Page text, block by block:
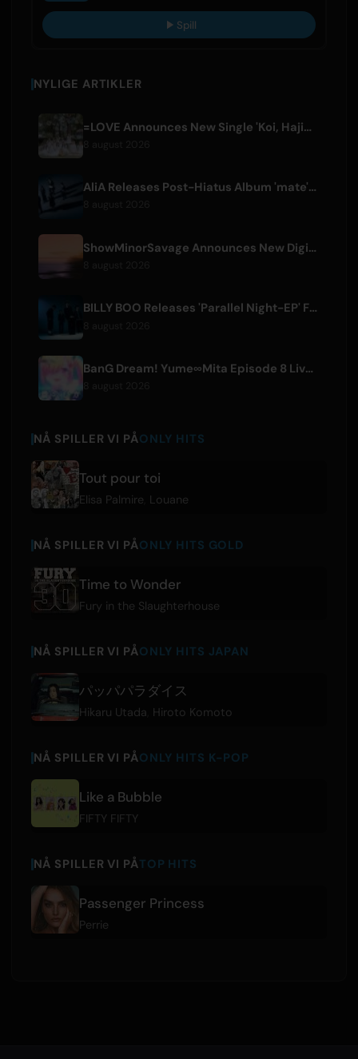
Spill
NYLIGE ARTIKLER
=LOVE Announces New Single 'Koi, Hajimemashita.' and Tokyo Dome Concerts
AliA Releases Post-Hiatus Album 'mate', Announces Tokyo Live
ShowMinorSavage Announces New Digital Single 'Gradation'
BILLY BOO Releases 'Parallel Night-EP' Featuring TV Drama Theme Song
BanG Dream! Yume∞Mita Episode 8 Live Clip Released
NÅ SPILLER VI PÅONLY HITS
Tout pour toi
Elisa Palmire Louane
NÅ SPILLER VI PÅONLY HITS GOLD
Time to Wonder
Fury in the Slaughterhouse
NÅ SPILLER VI PÅONLY HITS JAPAN
パッパパラダイス
Hikaru Utada Hiroto Komoto
NÅ SPILLER VI PÅONLY HITS K-POP
Like a Bubble
FIFTY FIFTY
NÅ SPILLER VI PÅTOP HITS
Passenger Princess
Perrie